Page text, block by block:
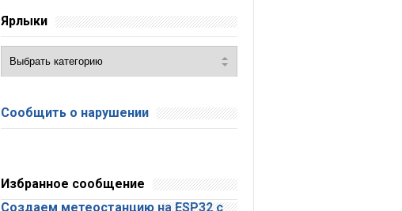
Ярлыки
Сообщить о нарушении
Избранное сообщение
Создаем метеостанцию на ESP32 с